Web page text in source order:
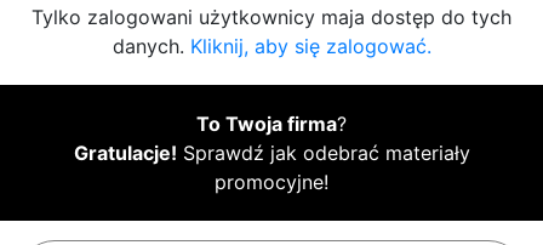
Tylko zalogowani użytkownicy maja dostęp do tych
danych. Kliknij, aby się zalogować.
To Twoja firma?
Gratulacje! Sprawdź jak odebrać materiały
promocyjne!